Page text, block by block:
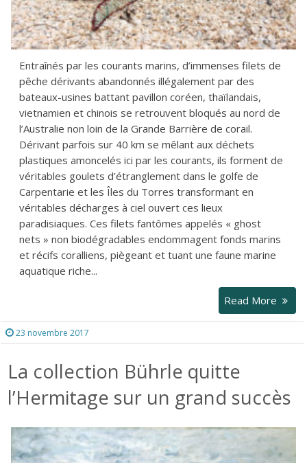
Entraînés par les courants marins, d’immenses filets de
pêche dérivants abandonnés illégalement par des
bateaux-usines battant pavillon coréen, thaïlandais,
vietnamien et chinois se retrouvent bloqués au nord de
l’Australie non loin de la Grande Barrière de corail.
Dérivant parfois sur 40 km se mêlant aux déchets
plastiques amoncelés ici par les courants, ils forment de
véritables goulets d’étranglement dans le golfe de
Carpentarie et les Îles du Torres transformant en
véritables décharges à ciel ouvert ces lieux
paradisiaques. Ces filets fantômes appelés « ghost
nets » non biodégradables endommagent fonds marins
et récifs coralliens, piègeant et tuant une faune marine
aquatique riche...
Read More
23 novembre 2017
La collection Bührle quitte
l’Hermitage sur un grand succès